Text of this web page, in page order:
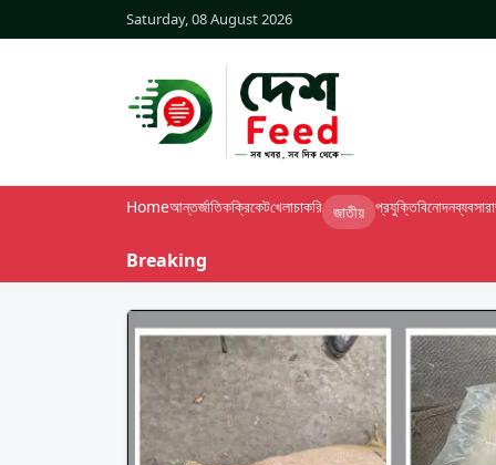
Saturday, 08 August 2026
Homeআন্তর্জাতিকক্রিকেটখেলাচাকরি জাতীয় প্রযুক্তিবিনোদনব্যবসা
Breaking